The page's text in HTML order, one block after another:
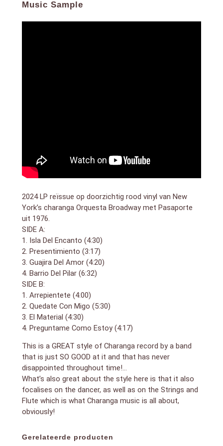
Music Sample
2024 LP reïssue op doorzichtig rood vinyl van New
York’s charanga Orquesta Broadway met Pasaporte
uit 1976.
SIDE A:
1. Isla Del Encanto (4:30)
2. Presentimiento (3:17)
3. Guajira Del Amor (4:20)
4. Barrio Del Pilar (6:32)
SIDE B:
1. Arrepientete (4:00)
2. Quedate Con Migo (5:30)
3. El Material (4:30)
4. Preguntame Como Estoy (4:17)
This is a GREAT style of Charanga record by a band
that is just SO GOOD at it and that has never
disappointed throughout time!…
What’s also great about the style here is that it also
focalises on the dancer, as well as on the Strings and
Flute which is what Charanga music is all about,
obviously!
Gerelateerde producten